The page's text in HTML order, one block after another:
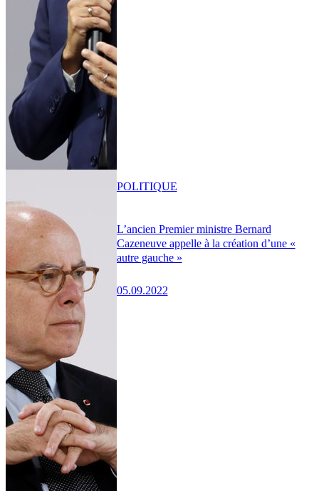
L’ancien Premier ministre Bernard
Cazeneuve appelle à la création d’une «
autre gauche »
05.09.2022
POLITIQUE